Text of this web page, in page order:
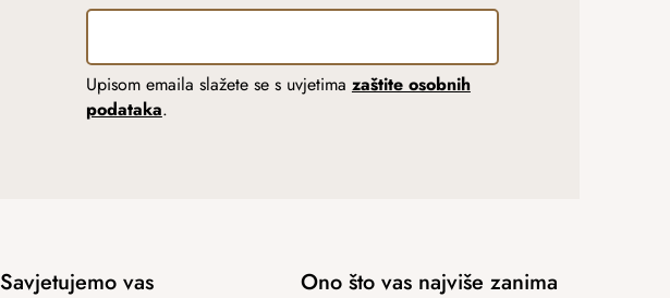
Upisom emaila slažete se s uvjetima zaštite osobnih
podataka.
Savjetujemo vas Ono što vas najviše zanima